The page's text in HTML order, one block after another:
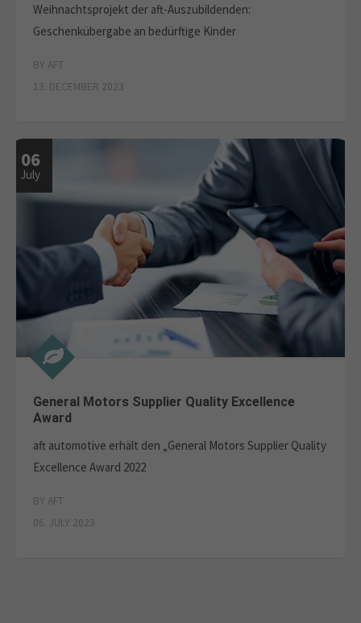
Weihnachtsprojekt der aft-Auszubildenden:
Geschenkübergabe an bedürftige Kinder
BY AFT
13. DECEMBER 2023
06
July
General Motors Supplier Quality Excellence
Award
aft automotive erhält den „General Motors Supplier Quality
Excellence Award 2022
BY AFT
06. JULY 2023